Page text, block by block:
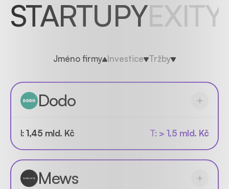
STARTUPYEXITY
Jméno firmy Investice Tržby
Dodo
I:1,45 mld. Kč T: > 1,5 mld. Kč
Mews